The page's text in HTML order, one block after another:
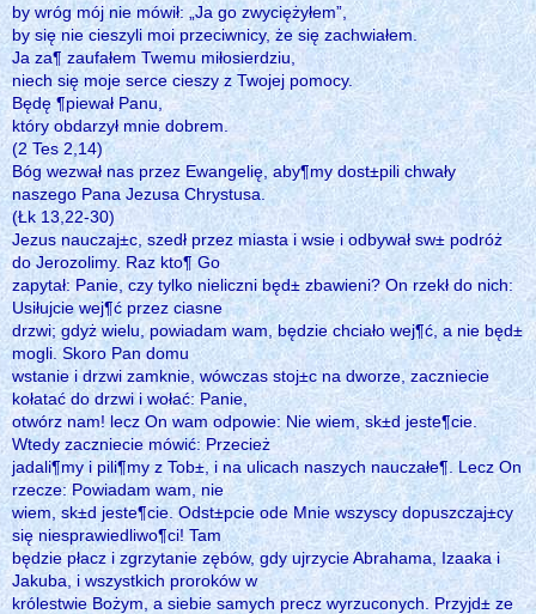
by wróg mój nie mówił: „Ja go zwyciężyłem”,
by się nie cieszyli moi przeciwnicy, że się zachwiałem.
Ja za¶ zaufałem Twemu miłosierdziu,
niech się moje serce cieszy z Twojej pomocy.
Będę ¶piewał Panu,
który obdarzył mnie dobrem.
(2 Tes 2,14)
Bóg wezwał nas przez Ewangelię, aby¶my dost±pili chwały
naszego Pana Jezusa Chrystusa.
(Łk 13,22-30)
Jezus nauczaj±c, szedł przez miasta i wsie i odbywał sw± podróż
do Jerozolimy. Raz kto¶ Go
zapytał: Panie, czy tylko nieliczni będ± zbawieni? On rzekł do nich:
Usiłujcie wej¶ć przez ciasne
drzwi; gdyż wielu, powiadam wam, będzie chciało wej¶ć, a nie będ±
mogli. Skoro Pan domu
wstanie i drzwi zamknie, wówczas stoj±c na dworze, zaczniecie
kołatać do drzwi i wołać: Panie,
otwórz nam! lecz On wam odpowie: Nie wiem, sk±d jeste¶cie.
Wtedy zaczniecie mówić: Przecież
jadali¶my i pili¶my z Tob±, i na ulicach naszych nauczałe¶. Lecz On
rzecze: Powiadam wam, nie
wiem, sk±d jeste¶cie. Odst±pcie ode Mnie wszyscy dopuszczaj±cy
się niesprawiedliwo¶ci! Tam
będzie płacz i zgrzytanie zębów, gdy ujrzycie Abrahama, Izaaka i
Jakuba, i wszystkich proroków w
królestwie Bożym, a siebie samych precz wyrzuconych. Przyjd± ze